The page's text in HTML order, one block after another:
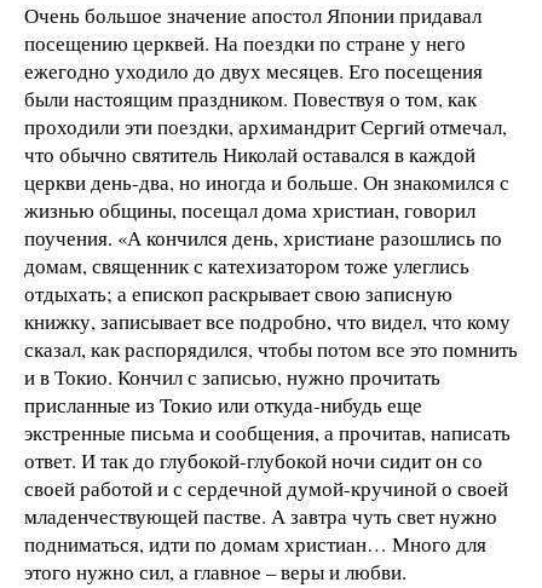
Очень большое значение апостол Японии придавал
посещению церквей. На поездки по стране у него
ежегодно уходило до двух месяцев. Его посещения
были настоящим праздником. Повествуя о том, как
проходили эти поездки, архимандрит Сергий отмечал,
что обычно святитель Николай оставался в каждой
церкви день-два, но иногда и больше. Он знакомился с
жизнью общины, посещал дома христиан, говорил
поучения. «А кончился день, христиане разошлись по
домам, священник с катехизатором тоже улеглись
отдыхать; а епископ раскрывает свою записную
книжку, записывает все подробно, что видел, что кому
сказал, как распорядился, чтобы потом все это помнить
и в Токио. Кончил с записью, нужно прочитать
присланные из Токио или откуда-нибудь еще
экстренные письма и сообщения, а прочитав, написать
ответ. И так до глубокой-глубокой ночи сидит он со
своей работой и с сердечной думой-кручиной о своей
младенчествующей пастве. А завтра чуть свет нужно
подниматься, идти по домам христиан… Много для
этого нужно сил, а главное – веры и любви.